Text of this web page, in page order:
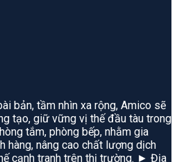
bản, tầm nhìn xa rộng, Amico sẽ
tạo, giữ vững vị thế đầu tàu trong
tắm, phòng bếp, nhằm gia
hàng, nâng cao chất lượng dịch
cạnh tranh trên thị trường. ► Địa